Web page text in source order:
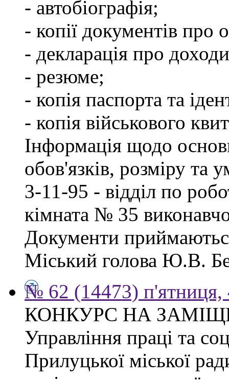
- автобіографія;
- копії документів про
- декларація про
- резюме;
- копія паспорта та
- копія військового
Інформація щодо
обов'язків, розміру та
3-11-95 - відділ по
кімната № 35
Документи
Міський голова Ю.В.
№ 62 (14473) п'ятниця,
КОНКУРС НА
Управління праці та
Прилуцької міської